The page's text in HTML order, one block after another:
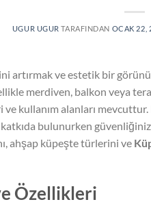
UGUR UGUR TARAFINDAN OCAK 22,
artırmak ve estetik bir
merdiven, balkon veya
kullanım alanları
bulunurken
ahşap küpeşte türlerini ve
Özellikleri